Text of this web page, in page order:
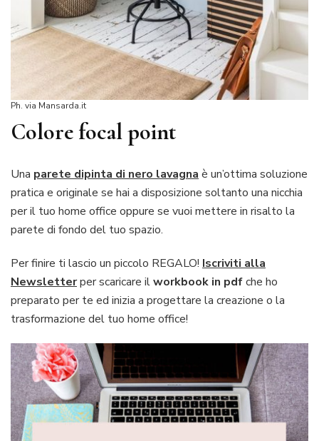
Ph. via Mansarda.it
Colore focal point
Una parete dipinta di nero lavagna è un’ottima soluzione
pratica e originale se hai a disposizione soltanto una nicchia
per il tuo home office oppure se vuoi mettere in risalto la
parete di fondo del tuo spazio.
Per finire ti lascio un piccolo REGALO! Iscriviti alla
Newsletterper scaricare ilworkbook in pdfche ho
preparato per te ed inizia a progettare la creazione o la
trasformazione del tuo home office!